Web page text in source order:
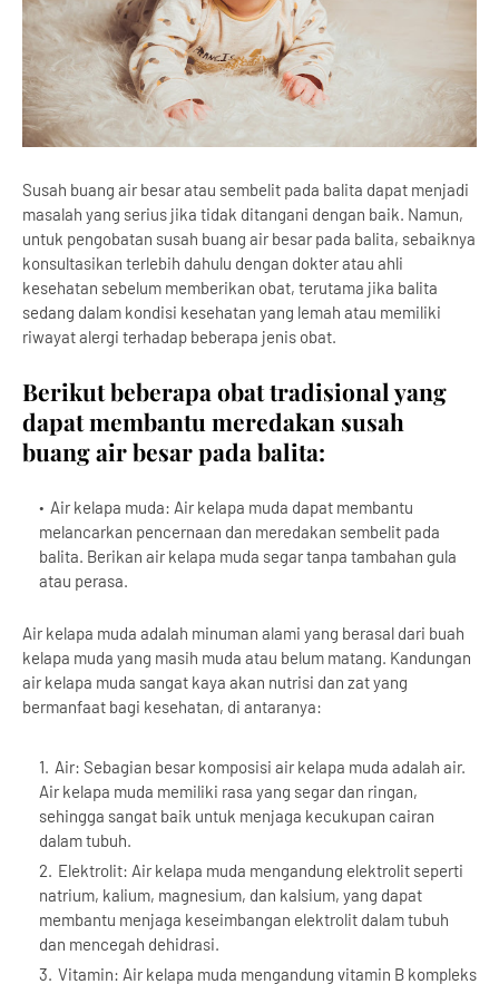
Susah buang air besar atau sembelit pada balita dapat menjadi
masalah yang serius jika tidak ditangani dengan baik. Namun,
untuk pengobatan susah buang air besar pada balita, sebaiknya
konsultasikan terlebih dahulu dengan dokter atau ahli
kesehatan sebelum memberikan obat, terutama jika balita
sedang dalam kondisi kesehatan yang lemah atau memiliki
riwayat alergi terhadap beberapa jenis obat.
Berikut beberapa obat tradisional yang
dapat membantu meredakan susah
buang air besar pada balita:
Air kelapa muda: Air kelapa muda dapat membantu
melancarkan pencernaan dan meredakan sembelit pada
balita. Berikan air kelapa muda segar tanpa tambahan gula
atau perasa.
Air kelapa muda adalah minuman alami yang berasal dari buah
kelapa muda yang masih muda atau belum matang. Kandungan
air kelapa muda sangat kaya akan nutrisi dan zat yang
bermanfaat bagi kesehatan, di antaranya:
Air: Sebagian besar komposisi air kelapa muda adalah air.
Air kelapa muda memiliki rasa yang segar dan ringan,
sehingga sangat baik untuk menjaga kecukupan cairan
dalam tubuh.
Elektrolit: Air kelapa muda mengandung elektrolit seperti
natrium, kalium, magnesium, dan kalsium, yang dapat
membantu menjaga keseimbangan elektrolit dalam tubuh
dan mencegah dehidrasi.
Vitamin: Air kelapa muda mengandung vitamin B kompleks